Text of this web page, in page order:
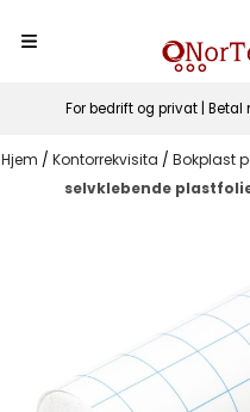
For bedrift og privat | Betal
Hjem / Kontorrekvisita / Bokplast
selvklebende